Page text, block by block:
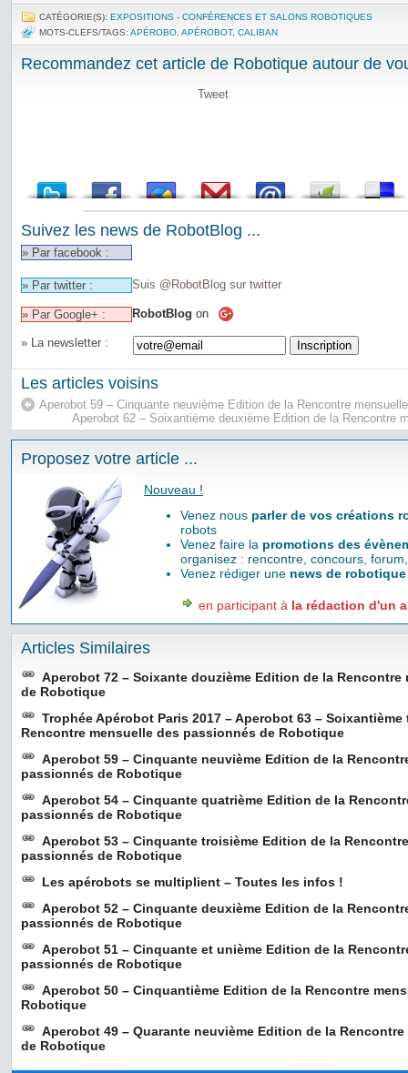
CATÉGORIE(S): EXPOSITIONS - CONFÉRENCES ET SALONS ROBOTIQUES
MOTS-CLEFS/TAGS: APÉROBO APÉROBOT, CALIBAN
Recommandez cet article de Robotique autour de
Tweet
Suivez les news de RobotBlog ...
» Par facebook :
» Par twitter : Suis @RobotBlog sur twitter
» Par Google+ : RobotBlog on
» La newsletter :
Les articles voisins
Aperobot 59 – Cinquante neuvième Edition de la Rencontre
Aperobot 62 – Soixantième deuxième Edition de la Rencontre
Proposez votre article ...
Nouveau !
Venez nous parler de vos créations
robots
Venez faire la promotions des
organisez : rencontre, concours,
Venez rédiger une news de robotique
en participant à la rédaction d'un
Articles Similaires
Aperobot 72 – Soixante douzième Edition de la
de Robotique
Trophée Apérobot Paris 2017 – Aperobot 63 –
Rencontre mensuelle des passionnés de Robotique
Aperobot 59 – Cinquante neuvième Edition de la
passionnés de Robotique
Aperobot 54 – Cinquante quatrième Edition de la
passionnés de Robotique
Aperobot 53 – Cinquante troisième Edition de la
passionnés de Robotique
Les apérobots se multiplient – Toutes les infos !
Aperobot 52 – Cinquante deuxième Edition de la
passionnés de Robotique
Aperobot 51 – Cinquante et unième Edition de la
passionnés de Robotique
Aperobot 50 – Cinquantième Edition de la Rencontre
Robotique
Aperobot 49 – Quarante neuvième Edition de la
de Robotique